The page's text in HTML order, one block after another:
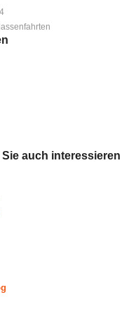
Sie auch interessieren